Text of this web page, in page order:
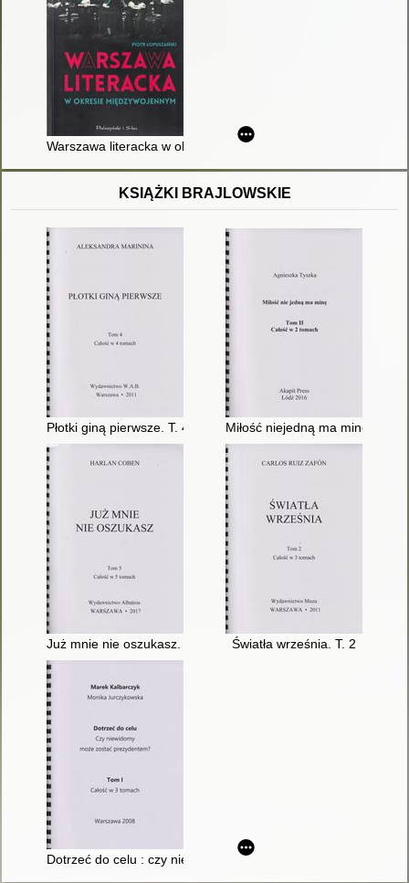
Warszawa literacka w okresie międzywojennym
KSIĄŻKI BRAJLOWSKIE
Płotki giną pierwsze. T. 4 Miłość niejedną ma minę. T. 2
Już mnie nie oszukasz. T. 5 Światła września. T. 2
Dotrzeć do celu : czy niewidomy może zostać prezydentem?.